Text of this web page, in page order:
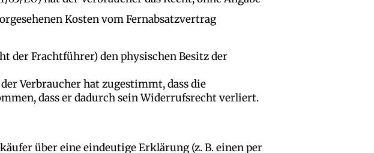
Kosten vom Fernabsatzvertrag
der Frachtführer) den physischen Besitz der
Verbraucher hat zugestimmt, dass die
dass er dadurch sein Widerrufsrecht verliert.
über eine eindeutige Erklärung (z. B. einen per